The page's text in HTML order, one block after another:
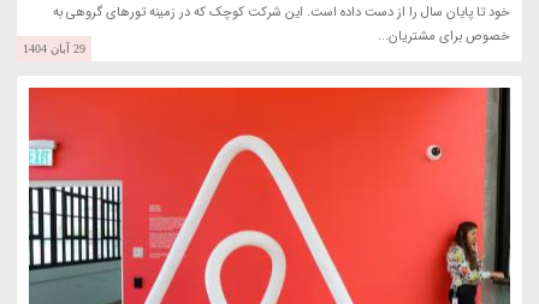
خود تا پایان سال را از دست داده است. این شرکت کوچک که در زمینه تورهای گروهی به
خصوص برای مشتریان...
29 آبان 1404